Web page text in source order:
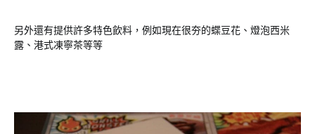
另外還有提供許多特色飲料，例如現在很夯的蝶豆花、燈泡西米
露、港式凍寧茶等等